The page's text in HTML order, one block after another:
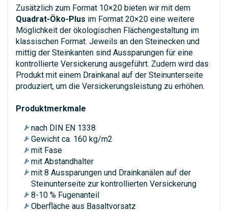
Zusätzlich zum Format 10×20 bieten wir mit dem
Quadrat-Öko-Plus im Format 20×20 eine weitere
Möglichkeit der ökologischen Flächengestaltung im
klassischen Format. Jeweils an den Steinecken und
mittig der Steinkanten sind Aussparungen für eine
kontrollierte Versickerung ausgeführt. Zudem wird das
Produkt mit einem Drainkanal auf der Steinunterseite
produziert, um die Versickerungsleistung zu erhöhen.
Produktmerkmale
nach DIN EN 1338
Gewicht ca. 160 kg/m2
mit Fase
mit Abstandhalter
mit 8 Aussparungen und Drainkanälen auf der
Steinunterseite zur kontrollierten Versickerung
8-10 % Fugenanteil
Oberfläche aus Basaltvorsatz